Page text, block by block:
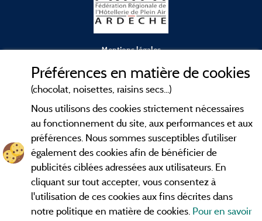
Mentions légales
Contact
CGV
Les meilleurscampings en Ardèche . Consultez les fiches de
nos adhérents et découvrez nos meilleures offres dans les
Gorges de l'Ardèche, le célèbrePont d'Arc, la grotte de l'Aven
d'Orgnac, Le mont Gerbier de Jonc ou le mont Mézenc...
Préférences en matière de cookies
(chocolat, noisettes, raisins secs...)
Nous utilisons des cookies strictement nécessaires
au fonctionnement du site, aux performances et aux
préférences. Nous sommes susceptibles d’utiliser
également des cookies afin de bénéficier de
publicités ciblées adressées aux utilisateurs. En
cliquant sur tout accepter, vous consentez à
l'utilisation de ces cookies aux fins décrites dans
notre politique en matière de cookies. Pour en savoir